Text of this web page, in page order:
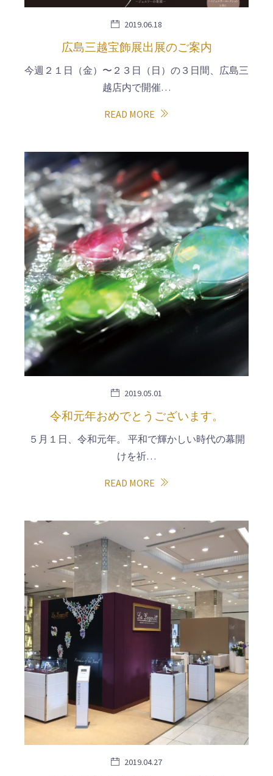
2019.06.18
広島三越宝飾展出展のご案内
今週２１日（金）〜２３日（日）の３日間、広島三
越店内で開催…
READ MORE
2019.05.01
令和元年おめでとうございます。
５月１日、令和元年。 平和で輝かしい時代の幕開
けを祈…
READ MORE
2019.04.27